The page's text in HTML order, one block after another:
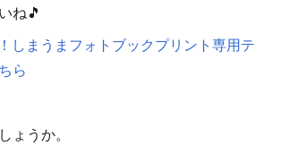
ね🎵
しまうまフォトブックプリント専用テ
ら
ょうか。